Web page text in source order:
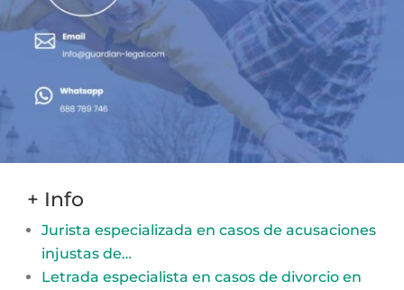
+ Info
Jurista especializada en casos de acusaciones
injustas de…
Letrada especialista en casos de divorcio en